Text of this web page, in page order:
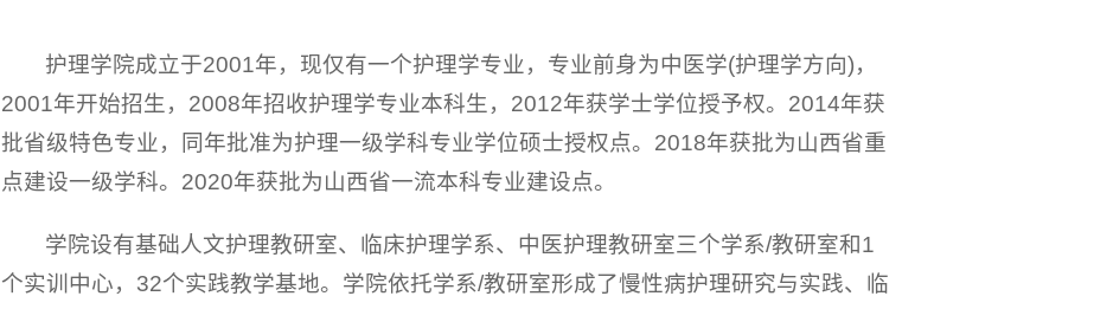
护理学院成立于2001年，现仅有一个护理学专业，专业前身为中医学(护理学方向)，
2001年开始招生，2008年招收护理学专业本科生，2012年获学士学位授予权。2014年获
批省级特色专业，同年批准为护理一级学科专业学位硕士授权点。2018年获批为山西省重
点建设一级学科。2020年获批为山西省一流本科专业建设点。
学院设有基础人文护理教研室、临床护理学系、中医护理教研室三个学系/教研室和1
个实训中心，32个实践教学基地。学院依托学系/教研室形成了慢性病护理研究与实践、临